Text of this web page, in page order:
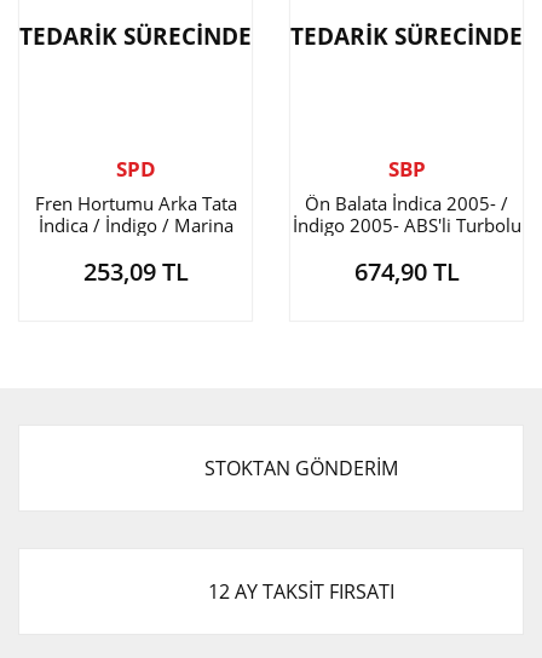
TEDARİK SÜRECİNDE
SPD
Fren Hortumu Arka Tata
İndica / İndigo / Marina
253,09 TL
TEDARİK SÜRECİNDE
SBP
Ön Balata İndica 2005- /
İndigo 2005- ABS'li Turbolu
674,90 TL
STOKTAN GÖNDERİM
12 AY TAKSİT FIRSATI